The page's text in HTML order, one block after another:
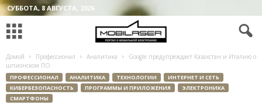
СУББОТА, 8 АВГУСТА, 2026
Домой Профессионал Аналитика
Google предупреждает Казахстан и Италию о
шпионском ПО
ПРОФЕССИОНАЛ АНАЛИТИКА ТЕХНОЛОГИИ
ИНТЕРНЕТ И СЕТЬ
КИБЕРБЕЗОПАСНОСТЬ
ПРОГРАММЫ И ПРИЛОЖЕНИЯ
ЭЛЕКТРОНИКА
СМАРТФОНЫ